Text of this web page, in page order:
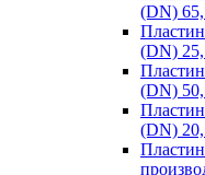
(DN)
(DN)
(DN)
(DN)